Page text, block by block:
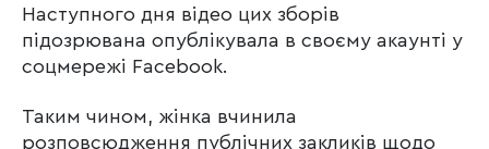
Наступного дня відео цих зборів
підозрювана опублікувала в своєму акаунті у
соцмережі Facebook.
Таким чином, жінка вчинила
розповсюдження публічних закликів щодо